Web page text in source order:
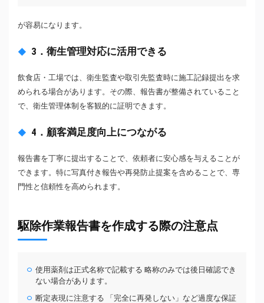
が容易になります。
3．衛生管理対応に活用できる
飲食店・工場では、衛生監査や取引先監査時に施工記録提出を求
められる場合があります。その際、報告書が整備されていること
で、衛生管理体制を客観的に証明できます。
4．顧客満足度向上につながる
報告書を丁寧に提出することで、依頼者に安心感を与えることが
できます。特に写真付き報告や再発防止提案を含めることで、専
門性と信頼性を高められます。
駆除作業報告書を作成する際の注意点
使用薬剤は正式名称で記載する 略称のみでは後日確認でき
ない場合があります。
断定表現に注意する 「完全に再発しない」など過度な保証